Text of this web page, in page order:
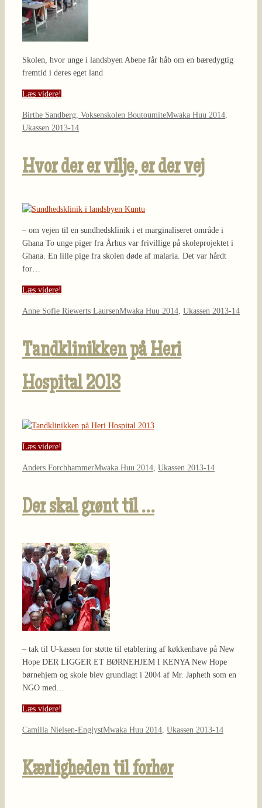
Skolen, hvor unge i landsbyen Abene får håb om en bæredygtig
fremtid i deres eget land
Læs videre!
Birthe Sandberg, Voksenskolen BoutoumiteMwaka Huu 2014,
Ukassen 2013-14
Hvor der er vilje, er der vej
– om vejen til en sundhedsklinik i et marginaliseret område i
Ghana To unge piger fra Århus var frivillige på skoleprojektet i
Ghana. En lille pige fra skolen døde af malaria. Det var hårdt
for…
Læs videre!
Anne Sofie Riewerts LaursenMwaka Huu 2014, Ukassen 2013-14
Tandklinikken på Heri
Hospital 2013
Læs videre!
Anders ForchhammerMwaka Huu 2014 Ukassen 2013-14
Der skal grønt til …
– tak til U-kassen for støtte til etablering af køkkenhave på New
Hope DER LIGGER ET BØRNEHJEM I KENYA New Hope
børnehjem og skole blev grundlagt i 2004 af Mr. Japheth som en
NGO med…
Læs videre!
Camilla Nielsen-EnglystMwaka Huu 2014 Ukassen 2013-14
Kærligheden til forhør